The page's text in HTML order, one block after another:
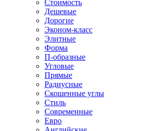
Стоимость
Дешевые
Дорогие
Эконом-класс
Элитные
Форма
П-образные
Угловые
Прямые
Радиусные
Скошенные углы
Стиль
Современные
Евро